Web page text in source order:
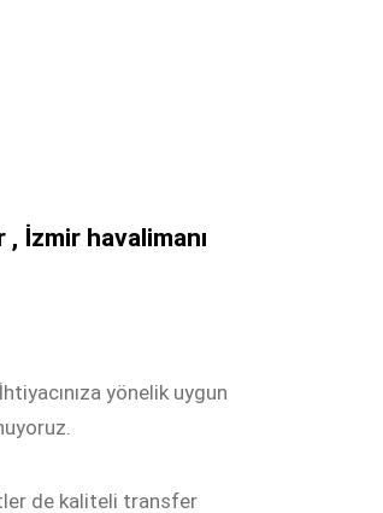
İzmir havalimanı
yönelik uygun
de kaliteli transfer